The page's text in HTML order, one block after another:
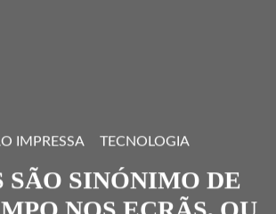
IMPRESSA TECNOLOGIA
SÃO SINÓNIMO DE